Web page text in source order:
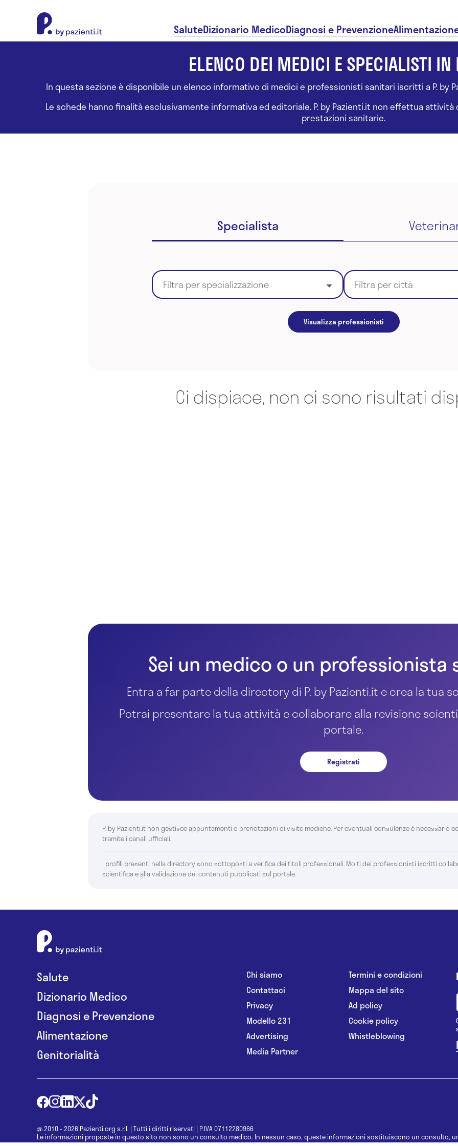
SaluteDizionario MedicoDiagnosi e Prevenzione
ELENCO DEI MEDICI E SPECIALISTI IN
In questa sezione è disponibile un elenco informativo di medici e professionisti sanitari iscritti a P. by
Le schede hanno finalità esclusivamente informativa ed editoriale. P. by Pazienti.it non effettua
prestazioni sanitarie.
Specialista
Filtra per specializzazione Filtra per città
Visualizza professionisti
Ci dispiace, non ci sono risultati
Sei un medico o un professionista
Entra a far parte della directory di P. by Pazienti.it e crea la tua
Potrai presentare la tua attività e collaborare alla revisione
portale.
Registrati
P. by Pazienti.it non gestisce appuntamenti o prenotazioni di visite mediche. Per eventuali consulenze è
tramite i canali ufficiali.
I profili presenti nella directory sono sottoposti a verifica dei titoli professionali. Molti dei professionisti iscritti
scientifica e alla validazione dei contenuti pubblicati sul portale.
Salute
Dizionario Medico
Diagnosi e Prevenzione
Alimentazione
Genitorialità
Chi siamo
Contattaci
Privacy
Modello 231
Advertising
Media Partner
Termini e condizioni
Mappa del sito
Ad policy
Cookie policy
Whistleblowing
@ 2010 - 2026 Pazienti.org s.r.l. | Tutti i diritti riservati | P.IVA 07112280966
Le informazioni proposte in questo sito non sono un consulto medico. In nessun caso, queste informazioni sostituiscono un consulto,